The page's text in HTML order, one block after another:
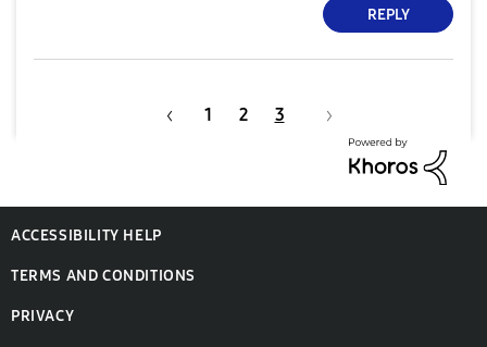
REPLY
1 2 3
ACCESSIBILITY HELP
TERMS AND CONDITIONS
PRIVACY